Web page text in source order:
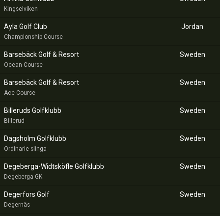
Kingselviken
Ayla Golf Club
Championship Course
Jordan
Barsebäck Golf & Resort
Ocean Course
Sweden
Barsebäck Golf & Resort
Ace Course
Sweden
Billeruds Golfklubb
Billerud
Sweden
Dagsholm Golfklubb
Ordinarie slinga
Sweden
Degeberga-Widtsköfle Golfklubb
Degeberga GK
Sweden
Degerfors Golf
Degernäs
Sweden